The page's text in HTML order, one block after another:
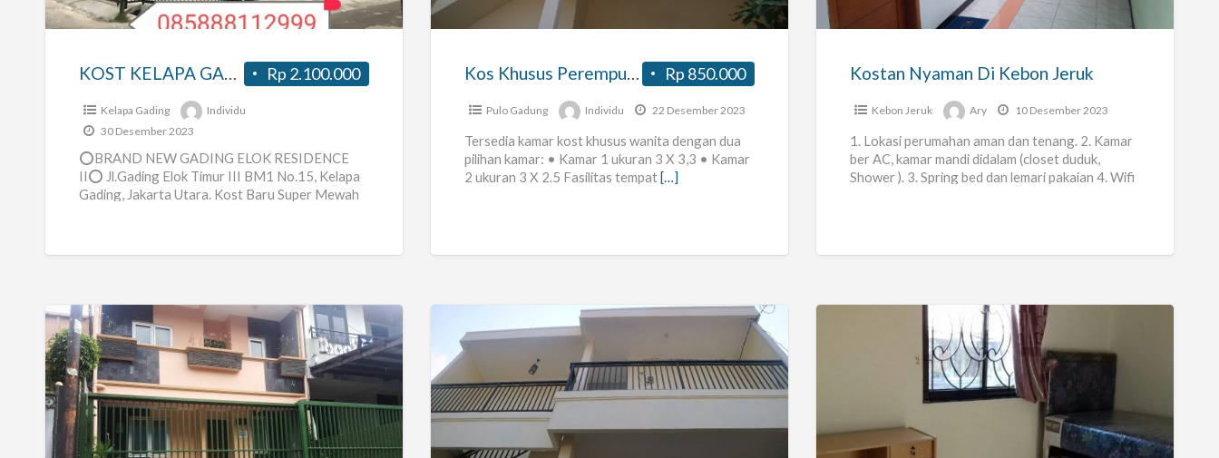
Rp 2.100.000
KOST KELAPA GADING
Kelapa Gading
Individu
30 Desember 2023
⭕BRAND NEW GADING ELOK RESIDENCE
II⭕ Jl.Gading Elok Timur III BM1 No.15, Kelapa
Gading, Jakarta Utara. Kost Baru Super Mewah
di
Timur
Rp 850.000
Kos Khusus Perempuan di Rawamangun Jakarta Timur
Pulo Gadung Individu 22 Desember 2023
Tersedia kamar kost khusus wanita dengan dua
pilihan kamar: • Kamar 1 ukuran 3 X 3,3 • Kamar
2 ukuran 3 X 2.5 Fasilitas tempat[…]
Kebon
Kostan Nyaman Di Kebon Jeruk
Kebon Jeruk Ary 10 Desember 2023
1. Lokasi perumahan aman dan tenang. 2. Kamar
ber AC, kamar mandi didalam (closet duduk,
Shower ). 3. Spring bed dan lemari pakaian 4. Wifi
Kost
Kost
Kost